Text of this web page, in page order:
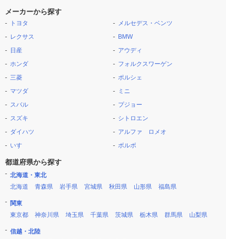
メーカーから探す
トヨタ
レクサス
日産
ホンダ
三菱
マツダ
スバル
スズキ
ダイハツ
いすゞ
メルセデス・ベンツ
BMW
アウディ
フォルクスワーゲン
ポルシェ
ミニ
プジョー
シトロエン
アルファ ロメオ
ボルボ
都道府県から探す
北海道・東北
北海道
青森県 岩手県 宮城県 秋田県 山形県 福島県
関東
東京都
神奈川県 埼玉県 千葉県 茨城県 栃木県 群馬県 山梨県
信越・北陸